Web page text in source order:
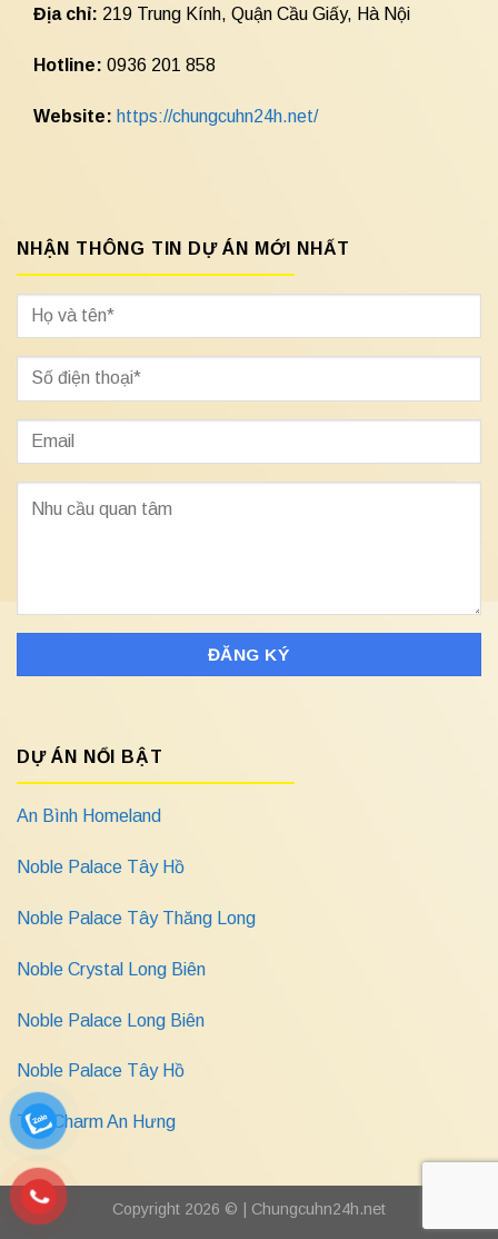
Địa chỉ: 219 Trung Kính, Quận Cầu Giấy, Hà Nội
Hotline: 0936 201 858
Website: https://chungcuhn24h.net/
NHẬN THÔNG TIN DỰ ÁN MỚI NHẤT
DỰ ÁN NỔI BẬT
An Bình Homeland
Noble Palace Tây Hồ
Noble Palace Tây Thăng Long
Noble Crystal Long Biên
Noble Palace Long Biên
Noble Palace Tây Hồ
The Charm An Hưng
Copyright 2026 © | Chungcuhn24h.net